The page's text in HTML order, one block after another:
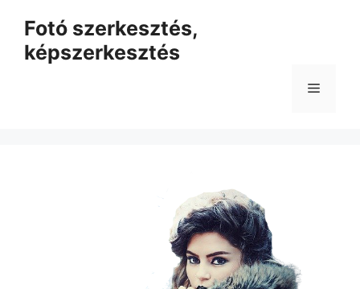
tartalomba
Fotó szerkesztés,
képszerkesztés
Menü